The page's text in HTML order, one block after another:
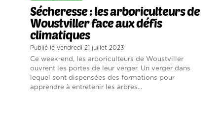
Sécheresse : les arboriculteurs de
Woustviller face aux défis
climatiques
Publié le vendredi 21 juillet 2023
Ce week-end, les arboriculteurs de Woustviller
ouvrent les portes de leur verger. Un verger dans
lequel sont dispensées des formations pour
apprendre à entretenir les arbres...